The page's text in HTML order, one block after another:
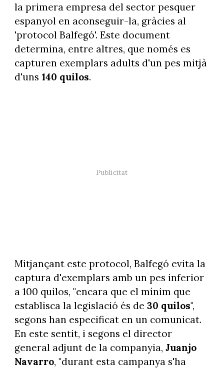
la primera empresa del sector pesquer
espanyol en aconseguir-la, gràcies al
'protocol Balfegó'. Este document
determina, entre altres, que només es
capturen exemplars adults d'un pes mitjà
d'uns 140 quilos.
Mitjançant este protocol, Balfegó evita la
captura d'exemplars amb un pes inferior
a 100 quilos, "encara que el mínim que
establisca la legislació és de 30 quilos",
segons han especificat en un comunicat.
En este sentit, i segons el director
general adjunt de la companyia, Juanjo
Navarro, "durant esta campanya s'ha